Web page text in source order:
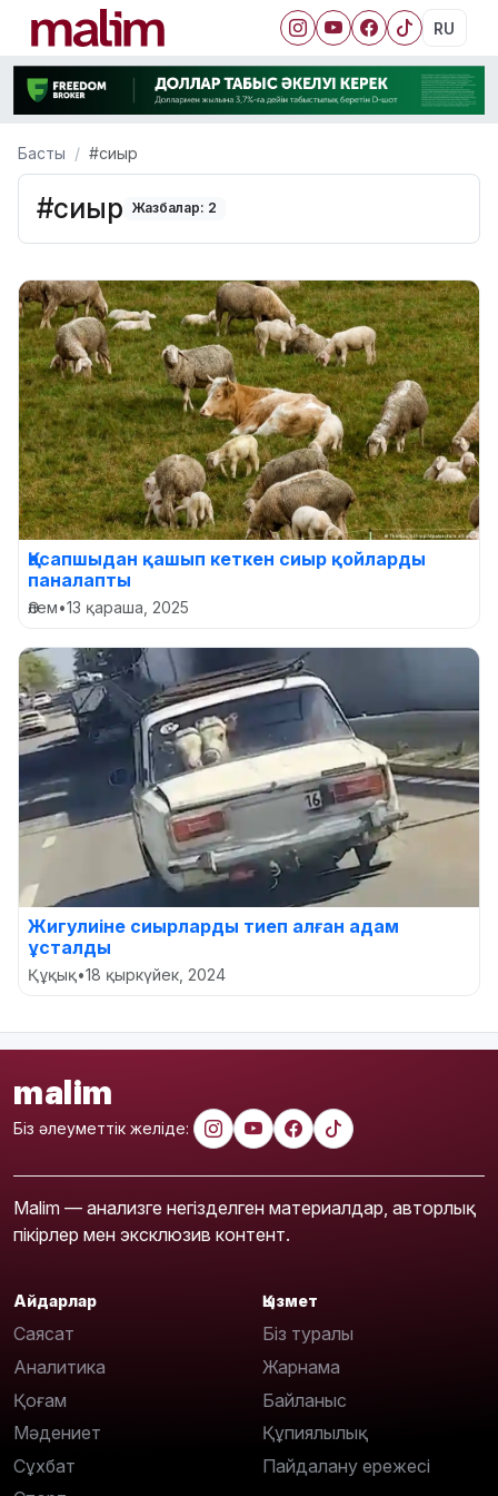
RU
Басты #сиыр
#сиыр Жазбалар: 2
Қасапшыдан қашып кеткен сиыр қойларды
паналапты
Әлем•13 қараша, 2025
Жигулиіне сиырларды тиеп алған адам
ұсталды
Құқық•18 қыркүйек, 2024
malim
Біз әлеуметтік желіде:
Malim — анализге негізделген материалдар, авторлық
пікірлер мен эксклюзив контент.
Айдарлар
Саясат
Аналитика
Қоғам
Мәдениет
Сұхбат
Қызмет
Біз туралы
Жарнама
Байланыс
Құпиялылық
Пайдалану ережесі